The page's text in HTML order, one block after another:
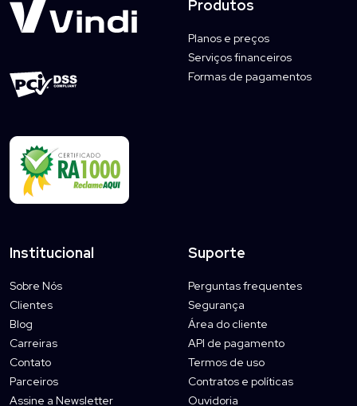
Produtos
Planos e preços
Serviços financeiros
Formas de pagamentos
Institucional
Sobre Nós
Clientes
Blog
Carreiras
Contato
Parceiros
Assine a Newsletter
Suporte
Perguntas frequentes
Segurança
Área do cliente
API de pagamento
Termos de uso
Contratos e políticas
Ouvidoria